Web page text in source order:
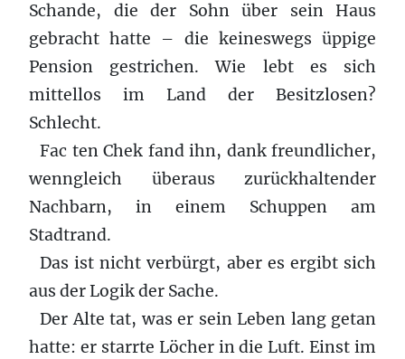
Schande, die der Sohn über sein Haus
gebracht hatte – die keineswegs üppige
Pension gestrichen. Wie lebt es sich
mittellos im Land der Besitzlosen?
Schlecht.
Fac ten Chek fand ihn, dank freundlicher,
wenngleich überaus zurückhaltender
Nachbarn, in einem Schuppen am
Stadtrand.
Das ist nicht verbürgt, aber es ergibt sich
aus der Logik der Sache.
Der Alte tat, was er sein Leben lang getan
hatte: er starrte Löcher in die Luft. Einst im